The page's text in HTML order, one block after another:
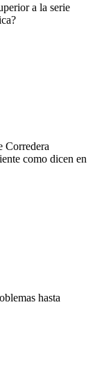
a la serie
Corredera
como dicen en
hasta